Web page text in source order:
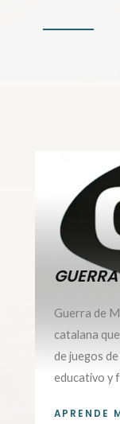
Guerra de
catalana
de juegos
educativo y
APRENDE